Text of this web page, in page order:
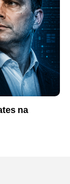
na